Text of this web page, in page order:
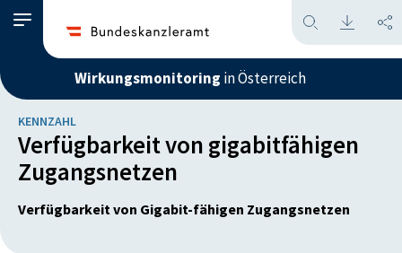
Wirkungsmonitoring in Österreich
KENNZAHL
Verfügbarkeit von gigabitfähigen
Zugangsnetzen
Verfügbarkeit von Gigabit-fähigen Zugangsnetzen